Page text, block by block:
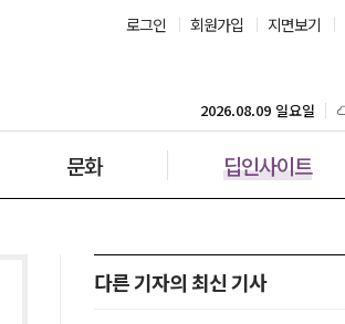
로그인 회원가입 지면보기
문화 딥인사이트
2026.08.09 일요일
다른 기자의 최신 기사